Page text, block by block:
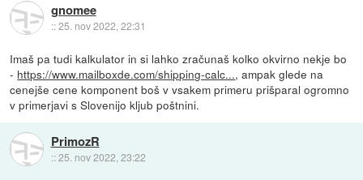
gnomee
::25. nov 2022, 22:31
Imaš pa tudi kalkulator in si lahko zračunaš kolko okvirno nekje bo
- https://www.mailboxde.com/shipping-calc..., ampak glede na
cenejše cene komponent boš v vsakem primeru prišparal ogromno
v primerjavi s Slovenijo kljub poštnini.
PrimozR
::25. nov 2022, 23:22